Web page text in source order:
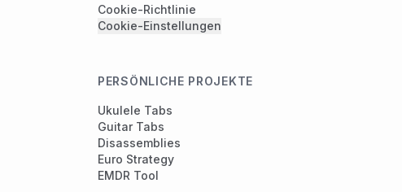
Cookie-Richtlinie
Cookie-Einstellungen
PERSÖNLICHE PROJEKTE
Ukulele Tabs
Guitar Tabs
Disassemblies
Euro Strategy
EMDR Tool